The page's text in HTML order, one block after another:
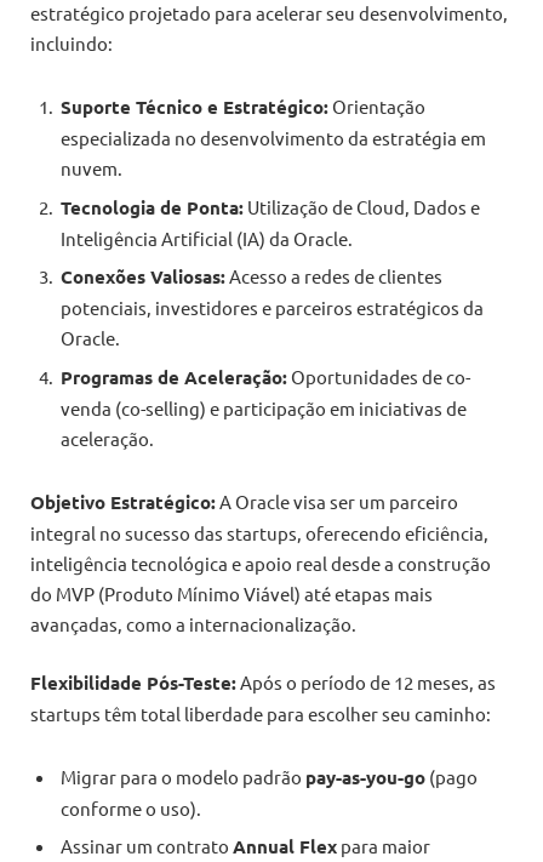
estratégico projetado para acelerar seu desenvolvimento,
incluindo:
Suporte Técnico e Estratégico: Orientação
especializada no desenvolvimento da estratégia em
nuvem.
Tecnologia de Ponta: Utilização de Cloud, Dados e
Inteligência Artificial (IA) da Oracle.
Conexões Valiosas:Acesso a redes de clientes
potenciais, investidores e parceiros estratégicos da
Oracle.
Programas de Aceleração: Oportunidades de co-
venda (co-selling) e participação em iniciativas de
aceleração.
Objetivo Estratégico: A Oracle visa ser um parceiro
integral no sucesso das startups, oferecendo eficiência,
inteligência tecnológica e apoio real desde a construção
do MVP (Produto Mínimo Viável) até etapas mais
avançadas, como a internacionalização.
Flexibilidade Pós-Teste:Após o período de 12 meses, as
startups têm total liberdade para escolher seu caminho:
Migrar para o modelo padrão pay-as-you-go (pago
conforme o uso).
Assinar um contrato Annual Flex para maior